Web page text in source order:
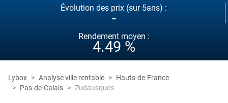
Évolution des prix (sur 5ans) :
-
Rendement moyen :
4.49 %
Lybox Analyse ville rentable
Hauts-de-France
Pas-de-Calais
Zudausques